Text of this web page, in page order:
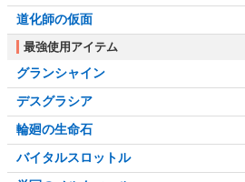
道化師の仮面
最強使用アイテム
グランシャイン
デスグラシア
輪廻の生命石
バイタルスロットル